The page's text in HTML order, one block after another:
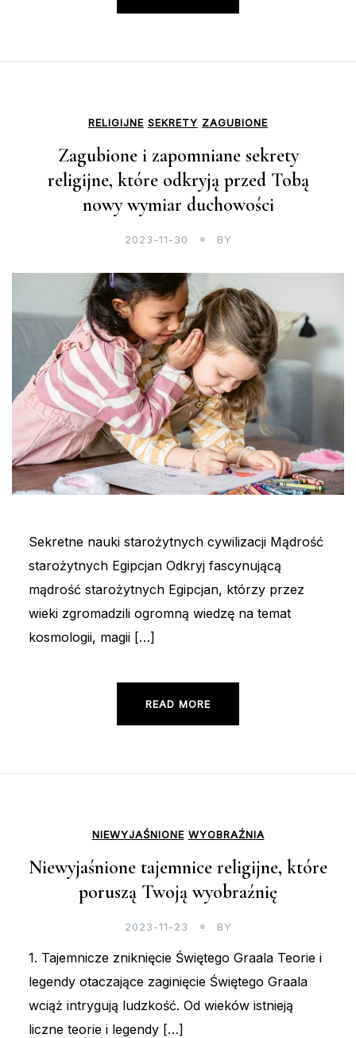
RELIGIJNE SEKRETY ZAGUBIONE
Zagubione i zapomniane sekrety
religijne, które odkryją przed Tobą
nowy wymiar duchowości
2023-11-30 BY
Sekretne nauki starożytnych cywilizacji Mądrość
starożytnych Egipcjan Odkryj fascynującą
mądrość starożytnych Egipcjan, którzy przez
wieki zgromadzili ogromną wiedzę na temat
kosmologii, magii […]
READ MORE
NIEWYJAŚNIONE WYOBRAŹNIA
Niewyjaśnione tajemnice religijne, które
poruszą Twoją wyobraźnię
2023-11-23 BY
1. Tajemnicze zniknięcie Świętego Graala Teorie i
legendy otaczające zaginięcie Świętego Graala
wciąż intrygują ludzkość. Od wieków istnieją
liczne teorie i legendy […]